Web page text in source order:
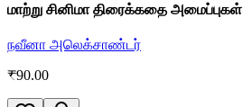
மாற்று சினிமா திரைக்கதை அமைப்புகள்
நவீனா அலெக்சாண்டர்
₹90.00